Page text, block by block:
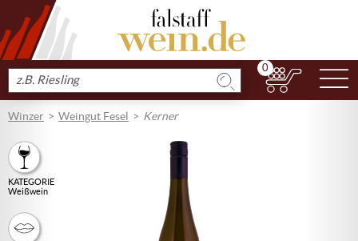
Produkt
suchen
0
Winzer Weingut Fesel Kerner
KATEGORIE
Weißwein